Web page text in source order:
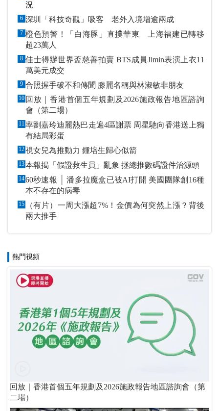
況
6 深圳「科技奇觀」吸客 老外入境增逾兩成
7 橙色預警！「白海豚」直撲華東 上海福建已轉移
超23萬人
8 佳士得辦世界盃慈善拍賣 BTS成員Jimin表演上衣11
萬美元成交
9 合照握手破不和傳聞 滕麗名稱與林淑敏非朋友
10 回放｜香港首個五年規劃及2026施政報告地區諮詢
會（第二場）
11率劉嘉玲迪麗熱巴走遍4區謝票 周星馳向香港送上獨
有結局彩蛋
12 視女兒為推動力 鍾培生歸心似箭
13 本報揭「假證救生員」亂象 拯總推數碼證件治源頭
1460秒速報 │ 潘多拉魔盒已被AI打開 美國團隊創16種
本不存在的病毒
15
（有片）一周大漲超7%！金價為何突然上漲？背後
兩大推手
熱門視頻
回放｜香港首個五年規劃及2026施政報告地區諮詢會（第
二場）